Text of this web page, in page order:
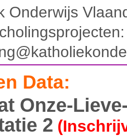
Onderwijs
Data:
Onze-
2